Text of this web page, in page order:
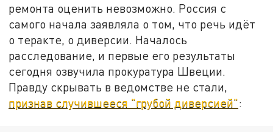
ремонта оценить невозможно. Россия с
самого начала заявляла о том, что речь идёт
о теракте, о диверсии. Началось
расследование, и первые его результаты
сегодня озвучила прокуратура Швеции.
Правду скрывать в ведомстве не стали,
признав случившееся "грубой диверсией":